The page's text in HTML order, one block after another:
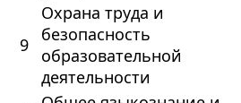
9
Охрана труда и
безопасность
образовательной
деятельности